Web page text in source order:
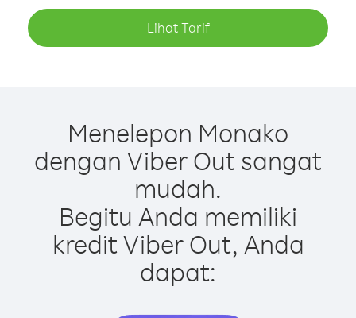
Lihat Tarif
Menelepon Monako
dengan Viber Out sangat
mudah.
Begitu Anda memiliki
kredit Viber Out, Anda
dapat: